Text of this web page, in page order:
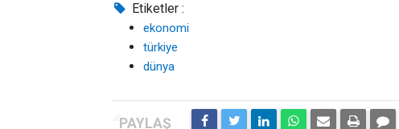
Etiketler :
ekonomi
türkiye
dünya